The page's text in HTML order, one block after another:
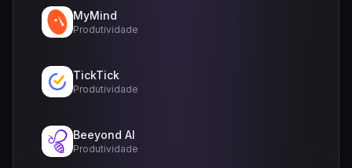
MyMind
Produtividade
TickTick
Produtividade
Beeyond AI
Produtividade